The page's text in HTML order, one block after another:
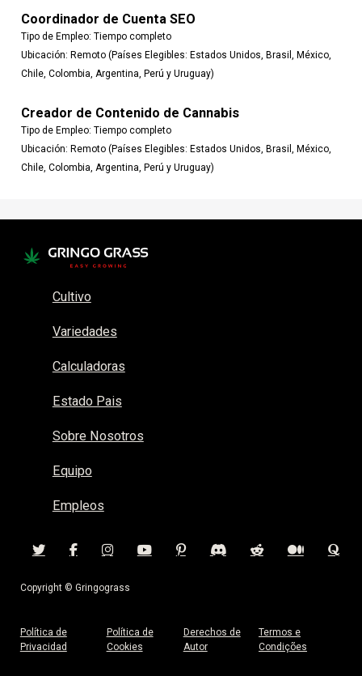
Coordinador de Cuenta SEO
Tipo de Empleo: Tiempo completo
Ubicación: Remoto (Países Elegibles: Estados Unidos, Brasil, México,
Chile, Colombia, Argentina, Perú y Uruguay)
Creador de Contenido de Cannabis
Tipo de Empleo: Tiempo completo
Ubicación: Remoto (Países Elegibles: Estados Unidos, Brasil, México,
Chile, Colombia, Argentina, Perú y Uruguay)
Cultivo
Variedades
Calculadoras
Estado Pais
Sobre Nosotros
Equipo
Empleos
Copyright © Gringograss
Política de
Privacidad
Política de
Cookies
Derechos de
Autor
Termos e
Condições